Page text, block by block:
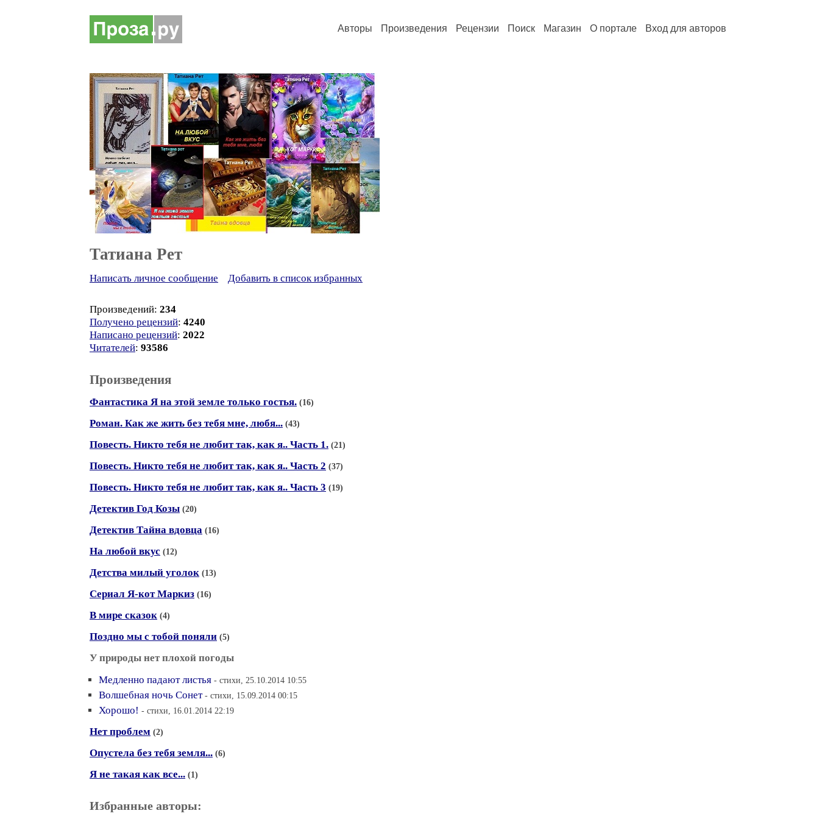
Авторы Произведения Рецензии Поиск Магазин О портале Вход для авторов
Татиана Рет
Написать личное сообщение Добавить в список избранных
Произведений: 234
Получено рецензий: 4240
Написано рецензий: 2022
Читателей: 93586
Произведения
Фантастика Я на этой земле только гостья. (16)
Роман. Как же жить без тебя мне, любя... (43)
Повесть. Никто тебя не любит так, как я.. Часть 1. (21)
Повесть. Никто тебя не любит так, как я.. Часть 2 (37)
Повесть. Никто тебя не любит так, как я.. Часть 3 (19)
Детектив Год Козы (20)
Детектив Тайна вдовца (16)
На любой вкус (12)
Детства милый уголок (13)
Сериал Я-кот Маркиз (16)
В мире сказок (4)
Поздно мы с тобой поняли (5)
У природы нет плохой погоды
Медленно падают листья - стихи, 25.10.2014 10:55
Волшебная ночь Сонет - стихи, 15.09.2014 00:15
Хорошо! - стихи, 16.01.2014 22:19
Нет проблем (2)
Опустела без тебя земля... (6)
Я не такая как все... (1)
Избранные авторы: